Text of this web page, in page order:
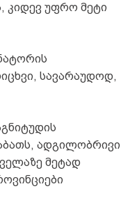
კიდევ უფრო მეტი
სავარაუდოდ,
ადგილობრივი
მეტად